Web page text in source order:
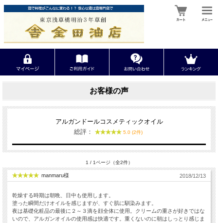
お客様の声
アルガンドールコスメティックオイル
総評：
5.0 (2件)
1 / 1ページ（全2件）
manmaru様 2018/12/13
乾燥する時期は朝晩、日中も使用します。
塗った瞬間だけオイルを感じますが、すぐ肌に馴染みます。
夜は基礎化粧品の最後に２～３滴を顔全体に使用。クリームの重さが好きではな
いので、アルガンオイルの使用感は快適です。重くないのに朝はしっとり感じま